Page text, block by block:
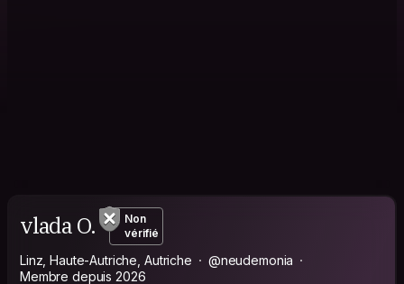
vlada O.
Non
vérifié
Linz, Haute-Autriche, Autriche
@neudemonia
Membre depuis 2026